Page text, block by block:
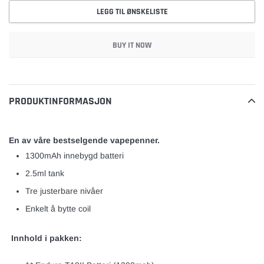
LEGG TIL ØNSKELISTE
BUY IT NOW
til
vare
PRODUKTINFORMASJON
En av våre bestselgende vapepenner.
1300mAh innebygd batteri
2.5ml tank
Tre justerbare nivåer
Enkelt å bytte coil
Innhold i pakken: